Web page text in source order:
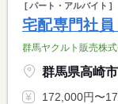
パート・アルバイト
宅配専門社員
群馬ヤクルト販売株
172,000円〜172,000円 ※フルタ